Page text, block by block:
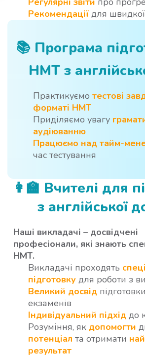
Рекомендації для швидкої
📚 Програма
НМТ з
Практикуємо тестові
форматі НМТ
Приділяємо увагу
аудіюванню
Працюємо над тайм-
час тестування
👩‍🏫 Вчителі для
з англійської
Наші викладачі – досвідчені
професіонали, які знають
НМТ.
Викладачі проходять
підготовку для роботи з
Великий досвід
екзаменів
Індивідуальний підхід до
Розуміння, як допомогти
потенціал та отримати
результат